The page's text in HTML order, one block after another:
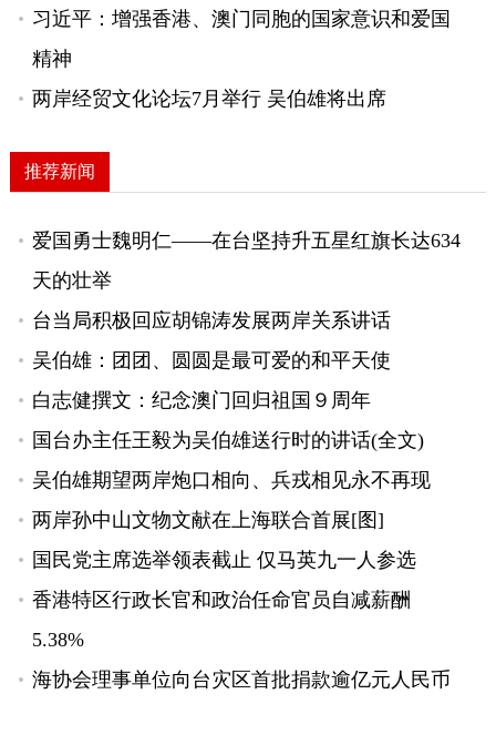
习近平：增强香港、澳门同胞的国家意识和爱国
精神
两岸经贸文化论坛7月举行 吴伯雄将出席
推荐新闻
爱国勇士魏明仁——在台坚持升五星红旗长达634
天的壮举
台当局积极回应胡锦涛发展两岸关系讲话
吴伯雄：团团、圆圆是最可爱的和平天使
白志健撰文：纪念澳门回归祖国９周年
国台办主任王毅为吴伯雄送行时的讲话(全文)
吴伯雄期望两岸炮口相向、兵戎相见永不再现
两岸孙中山文物文献在上海联合首展[图]
国民党主席选举领表截止 仅马英九一人参选
香港特区行政长官和政治任命官员自减薪酬
5.38%
海协会理事单位向台灾区首批捐款逾亿元人民币